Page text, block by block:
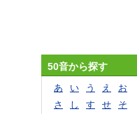
50音から探す
あ い う え お
さ
し す せ そ